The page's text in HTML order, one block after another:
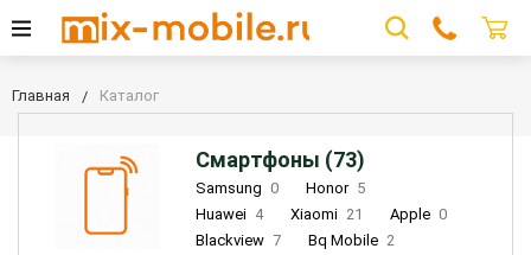
Главная Каталог
Смартфоны (73)
Samsung 0 Honor 5
Huawei 4 Xiaomi 21 Apple 0
Blackview 7 Bq Mobile 2